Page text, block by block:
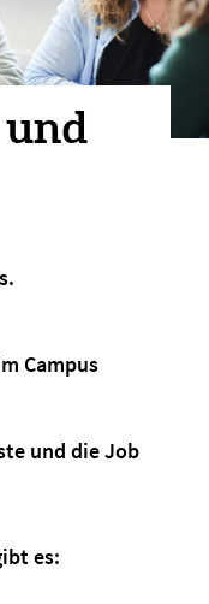
und
Campus
und die Job
es: